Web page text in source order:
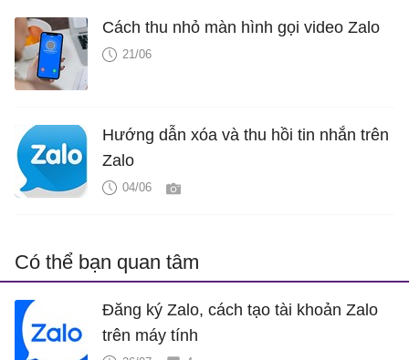
Cách thu nhỏ màn hình gọi video Zalo
21/06
Hướng dẫn xóa và thu hồi tin nhắn trên
Zalo
04/06
Có thể bạn quan tâm
Đăng ký Zalo, cách tạo tài khoản Zalo
trên máy tính